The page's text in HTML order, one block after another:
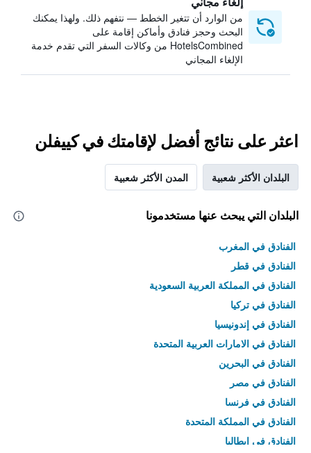
من الوارد أن تتغير الخطط — نتفهم ذلك. ولهذا يمكنك
البحث وحجز فنادق وأماكن إقامة على
HotelsCombined من وكالات السفر التي تقدم خدمة
الإلغاء المجاني
اعثر على نتائج أفضل لإقامتك في كييفلن
البلدان الأكثر شعبية المدن الأكثر شعبية
البلدان التي يبحث عنها مستخدمونا
الفنادق في المغرب
الفنادق في قطر
الفنادق في المملكة العربية السعودية
الفنادق في تركيا
الفنادق في إندونيسيا
الفنادق في الامارات العربية المتحدة
الفنادق في البحرين
الفنادق في مصر
الفنادق في فرنسا
الفنادق في المملكة المتحدة
الفنادق في إيطاليا